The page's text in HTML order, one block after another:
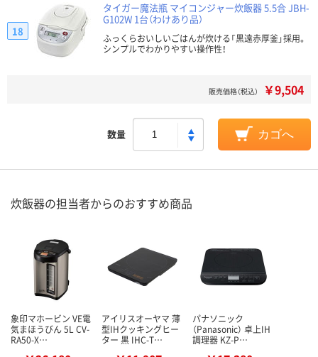
タイガー魔法瓶 マイコンジャー炊飯器 5.5合 JBH-
G102W 1台（わけあり品）
ふっくらおいしいごはんが炊ける「黒遠赤厚釜」採用。
シンプルでわかりやすい操作性！
18
販売価格（税込） ￥9,504
数量 カゴへ
炊飯器の担当者からのおすすめ商品
象印マホービン VE電
気まほうびん 5L CV-
RA50-X…
アイリスオーヤマ 薄
型IHクッキングヒー
ター 黒 IHC-T…
パナソニック
（Panasonic） 卓上IH
調理器 KZ-P…